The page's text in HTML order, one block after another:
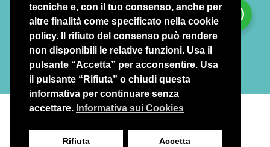
Rappresentante Legale: Bettineschi Ivano
01221120163
tecniche e, con il tuo consenso, anche per
altre finalità come specificato nella cookie
policy. Il rifiuto del consenso può rendere
non disponibili le relative funzioni. Usa il
pulsante “Accetta” per acconsentire. Usa
il pulsante “Rifiuta” o chiudi questa
informativa per continuare senza
accettare. Informativa sui Cookies
Rifiuta Accetta